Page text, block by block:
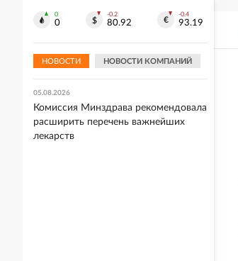
0
0
-0.2
80.92
-0.4
93.19
НОВОСТИ НОВОСТИ КОМПАНИЙ
05.08.2026
Киеву
05.08.2026
Комиссия Минздрава рекомендовала
расширить перечень важнейших
лекарств